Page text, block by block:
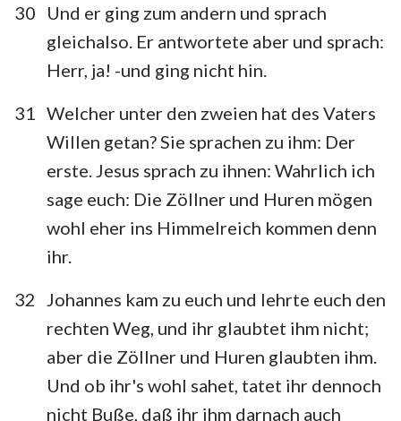
30
Und er ging zum andern und sprach
gleichalso. Er antwortete aber und sprach:
Herr, ja! -und ging nicht hin.
31
Welcher unter den zweien hat des Vaters
Willen getan? Sie sprachen zu ihm: Der
erste. Jesus sprach zu ihnen: Wahrlich ich
sage euch: Die Zöllner und Huren mögen
wohl eher ins Himmelreich kommen denn
ihr.
32
Johannes kam zu euch und lehrte euch den
rechten Weg, und ihr glaubtet ihm nicht;
aber die Zöllner und Huren glaubten ihm.
Und ob ihr's wohl sahet, tatet ihr dennoch
nicht Buße, daß ihr ihm darnach auch